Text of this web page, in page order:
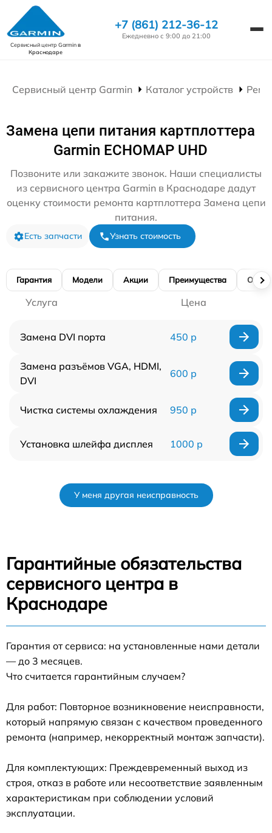
Сервисный центр Garminв
Краснодаре
+7 (861) 212-36-12
Ежедневно с 9:00 до 21:00
Сервисный центр Garmin Каталог устройств
Замена цепи питания картплоттера
Garmin ECHOMAP UHD
Позвоните или закажите звонок. Наши специалисты
из сервисного центра Garmin в Краснодаре дадут
оценку стоимости ремонта картплоттера Замена цепи
питания.
Есть запчасти Узнать стоимость
Гарантия Модели Акции Преимущества
Услуга Цена
Замена DVI порта 450 р
Замена разъёмов VGA, HDMI,
DVI
600 р
Чистка системы охлаждения 950 р
Установка шлейфа дисплея 1000 р
У меня другая неисправность
Гарантийные обязательства
сервисного центра в
Краснодаре
Гарантия от сервиса: на установленные нами детали
— до 3 месяцев.
Что считается гарантийным случаем?
Для работ: Повторное возникновение неисправности,
который напрямую связан с качеством проведенного
ремонта (например, некорректный монтаж запчасти).
Для комплектующих: Преждевременный выход из
строя, отказ в работе или несоответствие заявленным
характеристикам при соблюдении условий
эксплуатации.